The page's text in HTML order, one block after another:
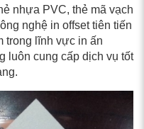
nhựa PVC, thẻ mã vạch
nghệ in offset tiên tiến
trong lĩnh vực in ấn
luôn cung cấp dịch vụ tốt